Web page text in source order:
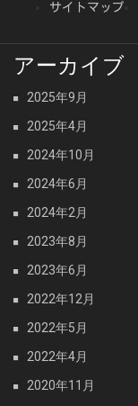
サイトマップ
アーカイブ
2025年9月
2025年4月
2024年10月
2024年6月
2024年2月
2023年8月
2023年6月
2022年12月
2022年5月
2022年4月
2020年11月